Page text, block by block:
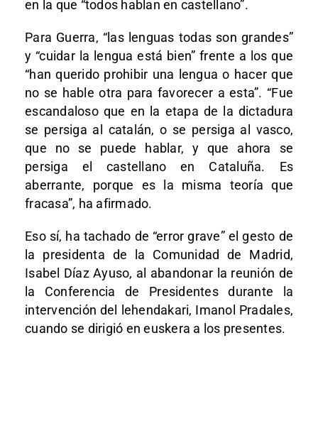
en la que “todos hablan en castellano”.
Para Guerra, “las lenguas todas son grandes”
y “cuidar la lengua está bien” frente a los que
“han querido prohibir una lengua o hacer que
no se hable otra para favorecer a esta”. “Fue
escandaloso que en la etapa de la dictadura
se persiga al catalán, o se persiga al vasco,
que no se puede hablar, y que ahora se
persiga el castellano en Cataluña. Es
aberrante, porque es la misma teoría que
fracasa”, ha afirmado.
Eso sí, ha tachado de “error grave” el gesto de
la presidenta de la Comunidad de Madrid,
Isabel Díaz Ayuso, al abandonar la reunión de
la Conferencia de Presidentes durante la
intervención del lehendakari, Imanol Pradales,
cuando se dirigió en euskera a los presentes.